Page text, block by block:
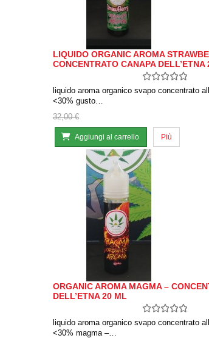
LIQUIDO ORGANIC AROMA
CONCENTRATO CANAPA DELL’ETNA
liquido aroma organico svapo concentrato
<30% gusto…
32,00 €
Aggiungi al carrello Più
ORGANIC AROMA MAGMA –
DELL’ETNA 20 ML
liquido aroma organico svapo concentrato
<30% magma –…